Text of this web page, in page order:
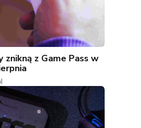
znikną z Game Pass w